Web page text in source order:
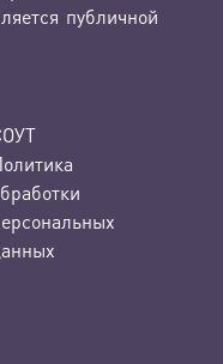
публичной